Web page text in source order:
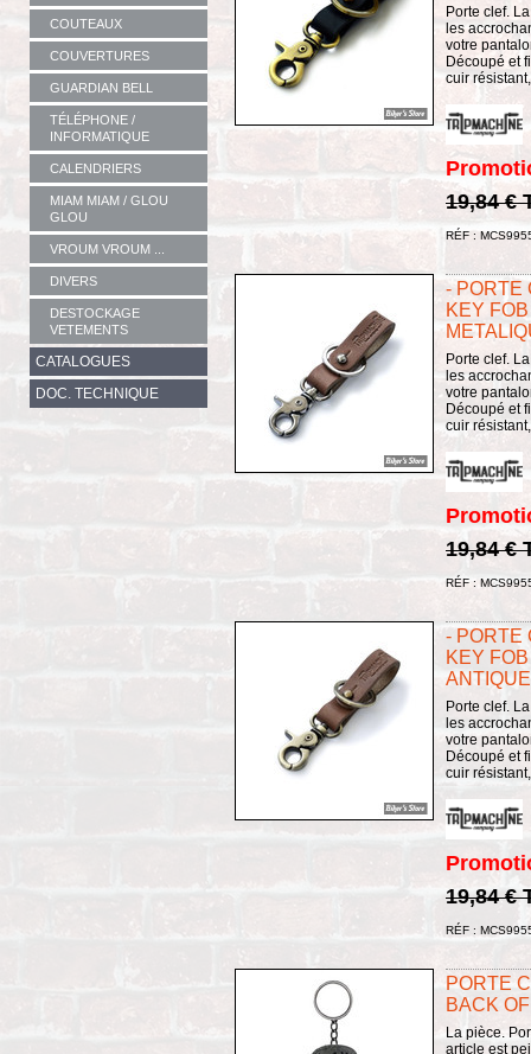
COUTEAUX
COUVERTURES
GUARDIAN BELL
TÉLÉPHONE /
INFORMATIQUE
CALENDRIERS
MIAM MIAM / GLOU
GLOU
VROUM VROUM ...
DIVERS
DESTOCKAGE
VETEMENTS
CATALOGUES
DOC. TECHNIQUE
Porte clef.
les
votre
Découpé et
cuir
19,84 €
RÉF :
- PORTE
KEY
Porte clef.
les
votre
Découpé et
cuir
19,84 €
RÉF :
- PORTE
KEY
ANTIQUE
Porte clef.
les
votre
Découpé et
cuir
19,84 €
RÉF :
PORTE
BACK
La pièce.
article est